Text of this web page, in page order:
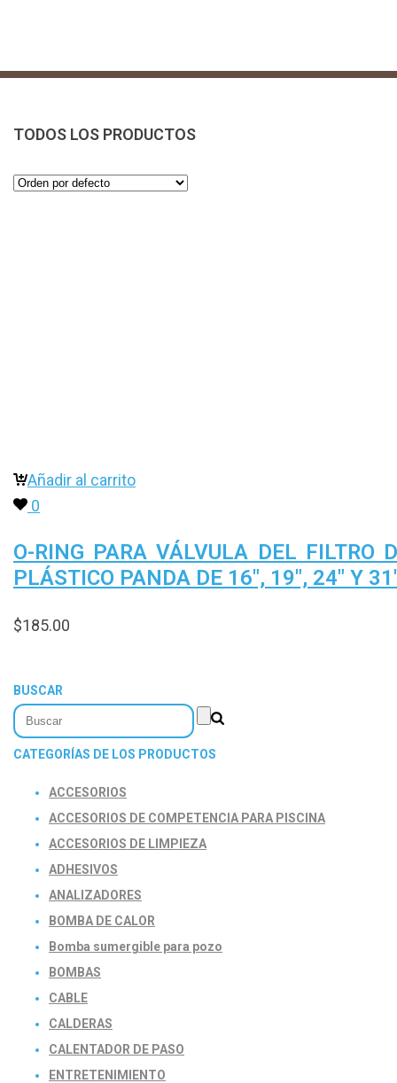
TODOS LOS PRODUCTOS
Añadir al carrito
0
O-RING PARA VÁLVULA DEL FILTRO
PLÁSTICO PANDA DE 16″, 19″, 24″ Y
$185.00
BUSCAR
CATEGORÍAS DE LOS PRODUCTOS
ACCESORIOS
ACCESORIOS DE COMPETENCIA PARA PISCINA
ACCESORIOS DE LIMPIEZA
ADHESIVOS
ANALIZADORES
BOMBA DE CALOR
Bomba sumergible para pozo
BOMBAS
CABLE
CALDERAS
CALENTADOR DE PASO
ENTRETENIMIENTO